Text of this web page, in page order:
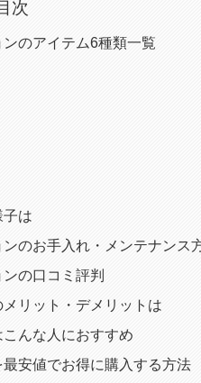
次
のアイテム6種類一覧
子は
のお手入れ・メンテナンス
の口コミ評判
リット・デメリットは
んな人におすすめ
安値でお得に購入する方法